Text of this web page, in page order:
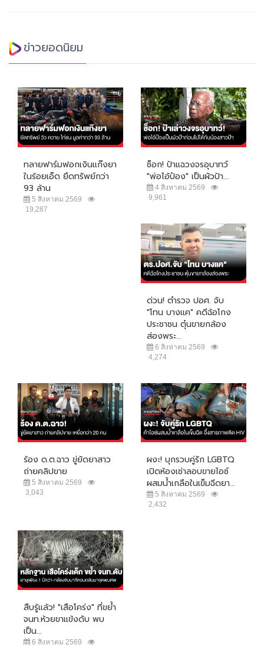
ข่าวยอดนิยม
ทลายฟาร์มฟอกเงินแก๊งยา
ในร้อยเอ็ด ยึดทรัพย์กว่า
93 ล้าน
5 สิงหาคม 2569
19,287
ช็อก! ป้าแฉวงจรอุบาทว์
"พ่อไอ้ป๋อง" เป็นผัวป้า...
4 สิงหาคม 2569
9,961
ด่วน! ตำรวจ ปอศ. จับ
"โทน บางแค" คดีฉ้อโกง
ประชาชน ตุ๋นขายกล้อง
ส่องพระ...
6 สิงหาคม 2569
4,274
ร้อง ด.ต.ฉาว ขู่ยัดยาสาว
ถ่ายคลิปขาย
5 สิงหาคม 2569
3,043
ผงะ! บุกรวบคู่รัก LGBTQ
เปิดห้องเช่าลอบขายไอซ์
ผสมน้ำเกลือในเข็มฉีดยา...
5 สิงหาคม 2569
2,432
สืบรู้แล้ว! "เสือโคร่ง" ที่ขย้ำ
จนท.ห้วยขาแข้งดับ พบ
เป็น...
6 สิงหาคม 2569